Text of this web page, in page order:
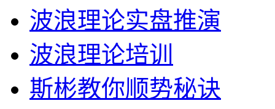
波浪理论实盘推演
波浪理论培训
斯彬教你顺势秘诀